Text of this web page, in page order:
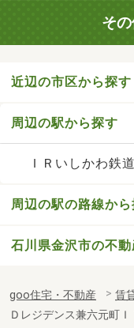
そ
近辺の市区から探す
周辺の駅から探す
ＩＲいしかわ鉄道
周辺の駅の路線か
石川県金沢市の不
goo住宅・不動産 賃
Ｄレジデンス兼六元町Ｉ